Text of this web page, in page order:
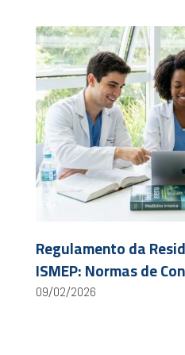
Regulamento da
ISMEP: Normas de
09/02/2026